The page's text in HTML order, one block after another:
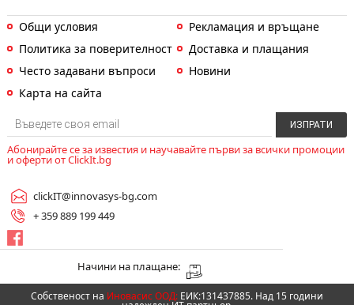
Общи условия
Рекламация и връщане
Политика за поверителност
Доставка и плащания
Често задавани въпроси
Новини
Карта на сайта
Абонирайте се за известия и научавайте първи за всички промоции
и оферти от ClickIt.bg
clickIT@innovasys-bg.com
+ 359 889 199 449
Начини на плащане:
Собственост на Иновасис ООД: ЕИК:131437885. Над 15 години